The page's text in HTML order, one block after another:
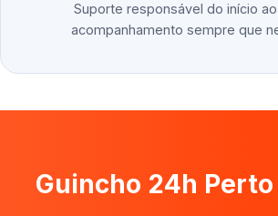
Suporte responsável do início
acompanhamento sempre que
Guincho 24h